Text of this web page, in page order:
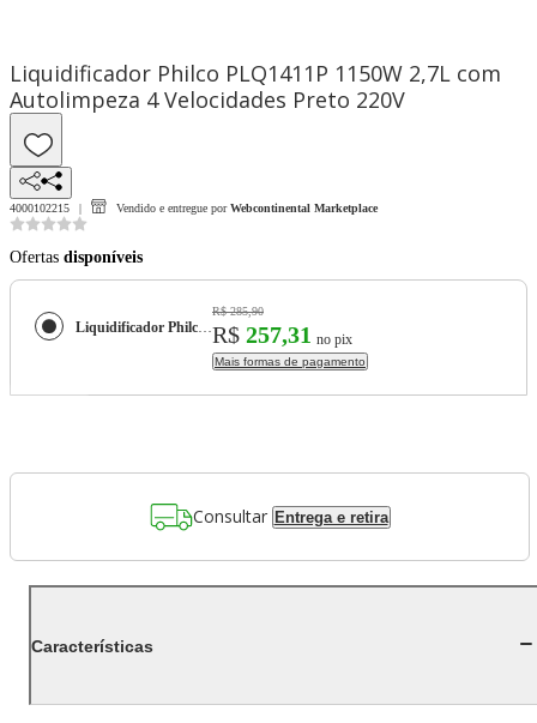
Liquidificador Philco PLQ1411P 1150W 2,7L com
Autolimpeza 4 Velocidades Preto 220V
4000102215 Vendido e entregue por Webcontinental Marketplace
Ofertas disponíveis
Liquidificador Philco PLQ1411P 1150W 2,7L com Autolimpeza 4 Velocidades Preto 220V
R$ 285,90
R$ 257,31 no pix
Mais formas de pagamento
Consultar Entrega e retira
Características